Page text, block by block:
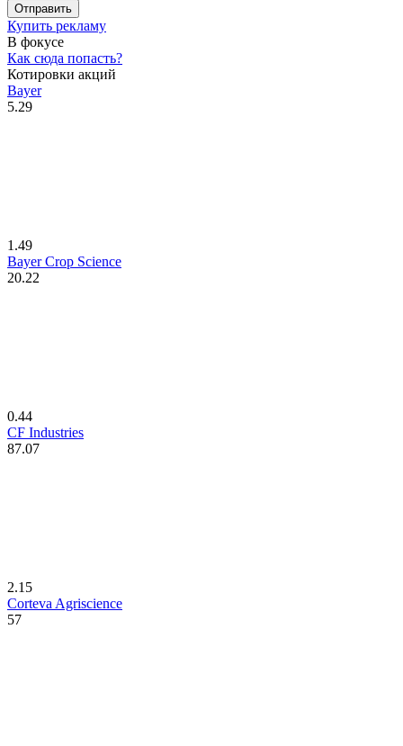
Отправить
Купить рекламу
В фокусе
Как сюда попасть?
Котировки акций
Bayer
5.29
1.49
Bayer Crop Science
20.22
0.44
CF Industries
87.07
2.15
Corteva Agriscience
57